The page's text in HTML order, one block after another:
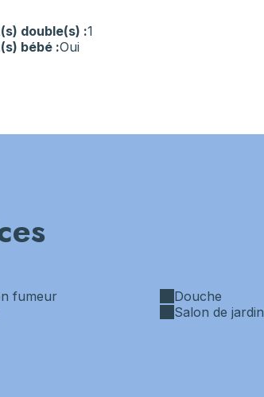
double(s) :1
bébé :Oui
fumeur Douche
Salon de jardin